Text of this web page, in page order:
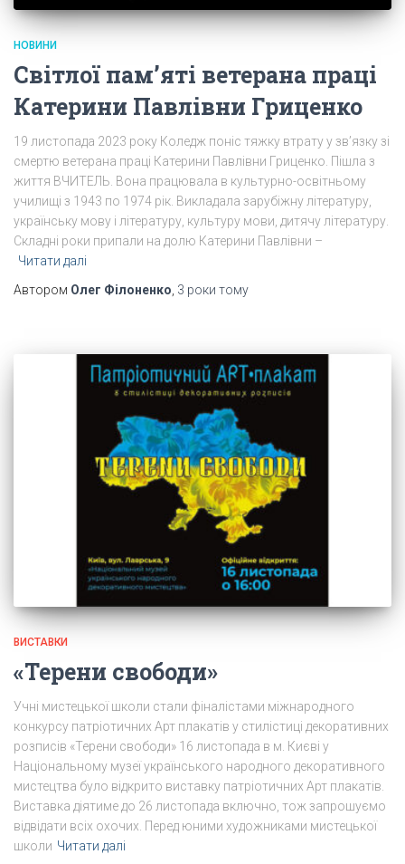
НОВИНИ
Світлої пам’яті ветерана праці
Катерини Павлівни Гриценко
19 листопада 2023 року Коледж поніс тяжку втрату у зв’язку зі
смертю ветерана праці Катерини Павлівни Гриценко. Пішла з
життя ВЧИТЕЛЬ. Вона працювала в культурно-освітньому
училищі з 1943 по 1974 рік. Викладала зарубіжну літературу,
українську мову і літературу, культуру мови, дитячу літературу.
Складні роки припали на долю Катерини Павлівни –
Читати далі
Автором Олег Філоненко, 3 роки тому
ВИСТАВКИ
«Терени свободи»
Учні мистецької школи стали фіналістами міжнародного
конкурсу патріотичних Арт плакатів у стилістиці декоративних
розписів «Терени свободи» 16 листопада в м. Києві у
Національному музеї українського народного декоративного
мистецтва було відкрито виставку патріотичних Арт плакатів.
Виставка діятиме до 26 листопада включно, тож запрошуємо
відвідати всіх охочих. Перед юними художниками мистецької
школи Читати далі